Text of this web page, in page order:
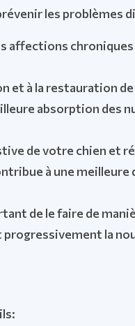
les problèmes
affections
et à la restauration
absorption des
de votre chien et
à une meilleure
de le faire de
la